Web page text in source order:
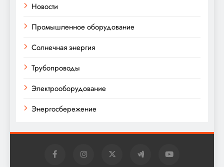
Новости
Промышленное оборудование
Солнечная энергия
Трубопроводы
Электрооборудование
Энергосбережение